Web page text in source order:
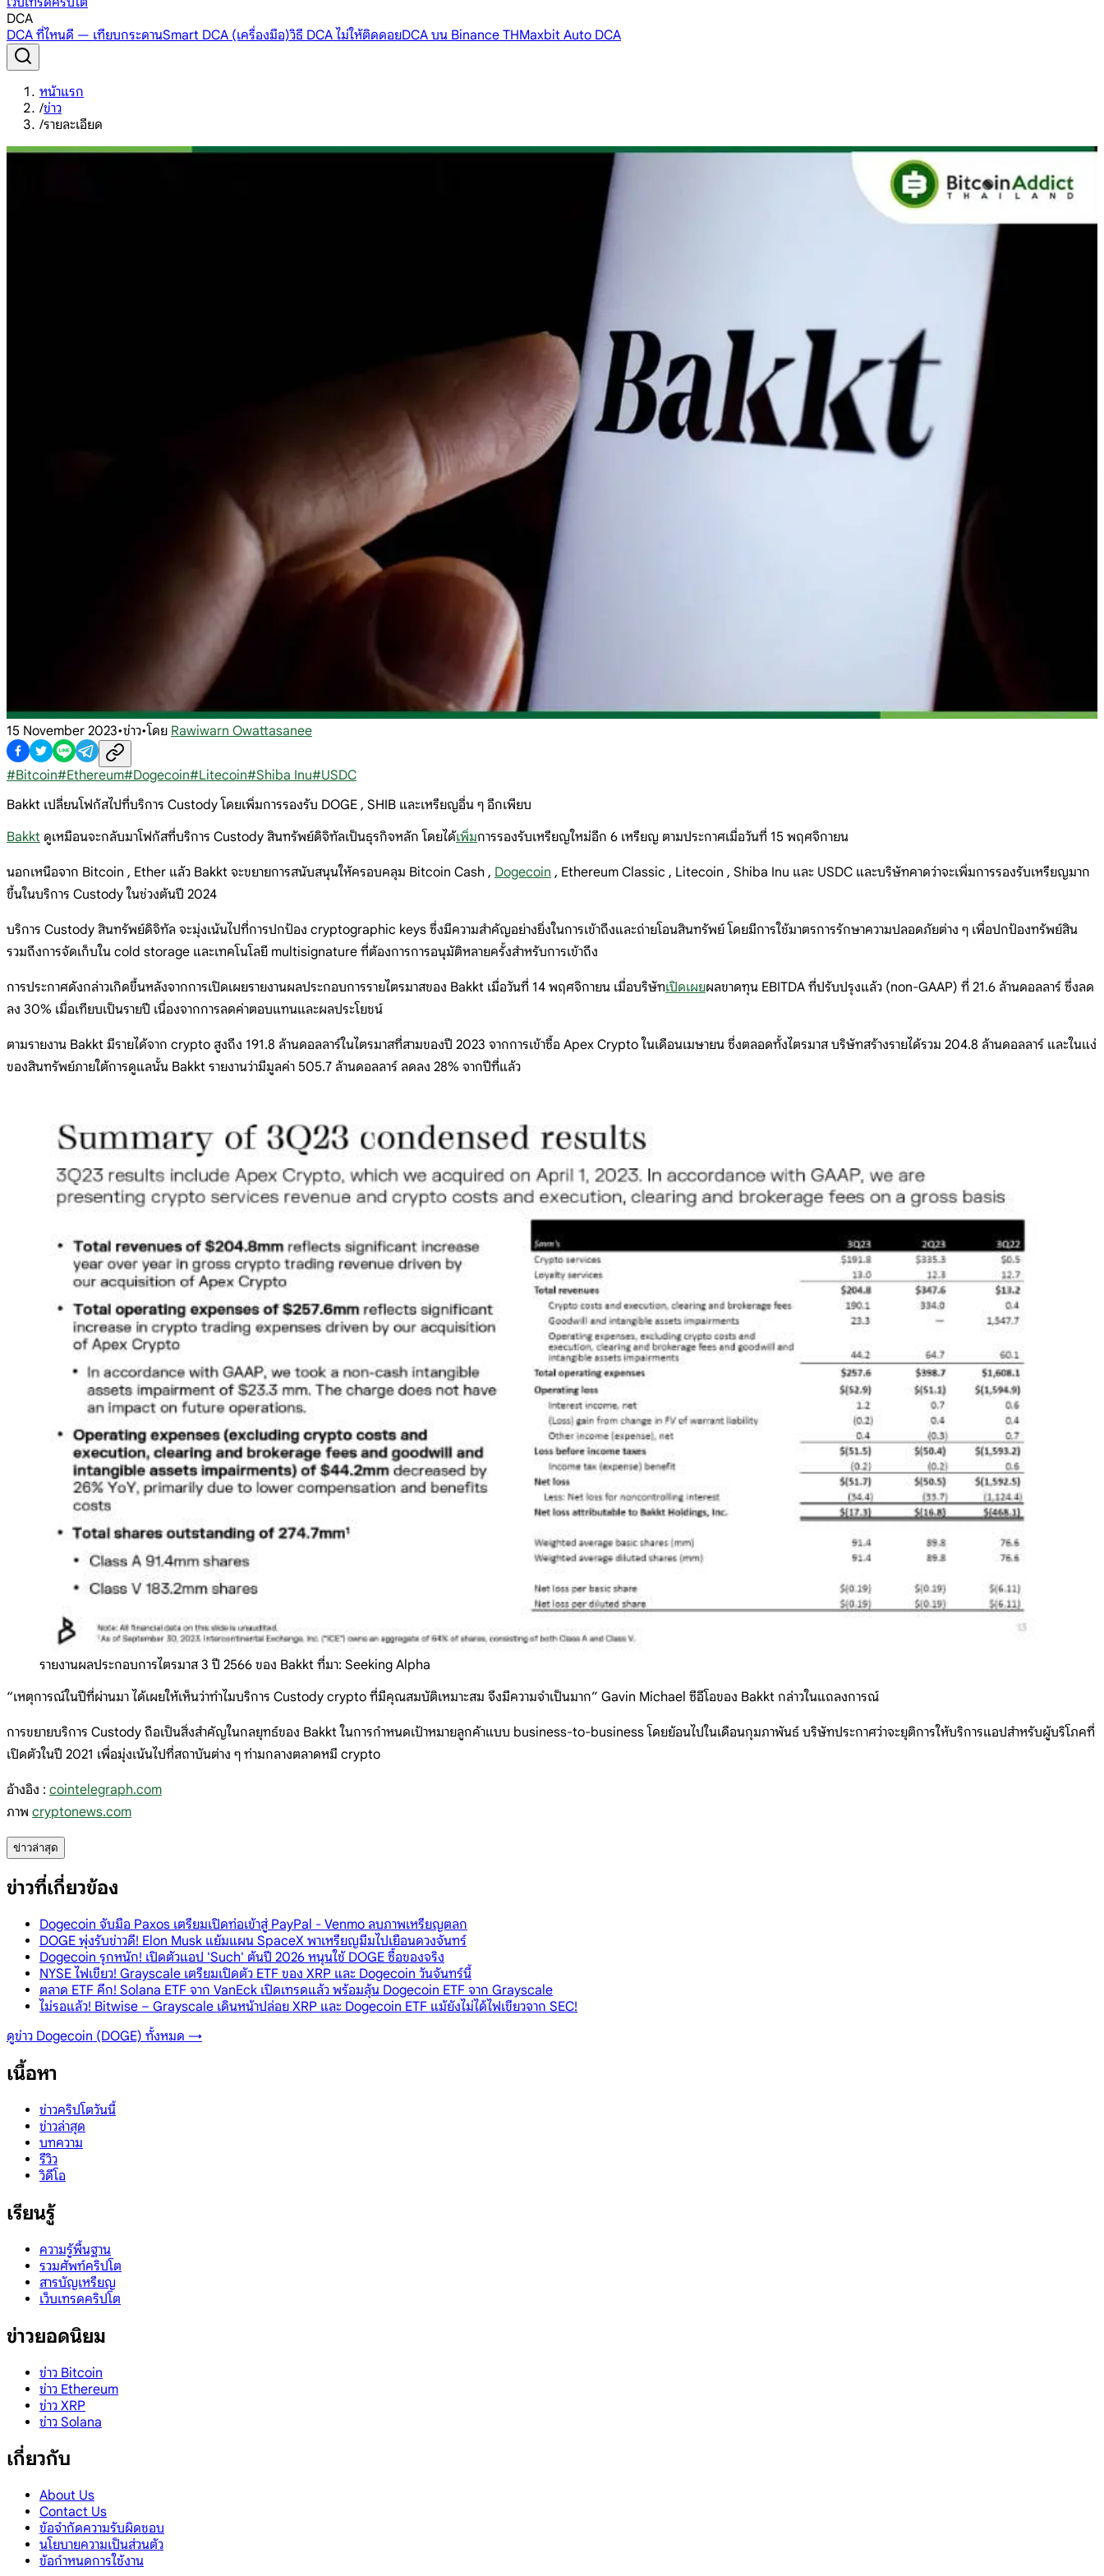
DCA
DCA ที่ไหนดี — เทียบกระดานSmart DCA (เครื่องมือ)วิธี DCA ไม่ให้ติดดอยDCA บน Binance THMaxbit Auto DCA
หน้าแรก
/ข่าว
/รายละเอียด
15 November 2023•ข่าว•โดย Rawiwarn Owattasanee
#Bitcoin#Ethereum#Dogecoin#Litecoin#Shiba Inu#USDC
Bakkt เปลี่ยนโฟกัสไปที่บริการ Custody โดยเพิ่มการรองรับ DOGE , SHIB และเหรียญอื่น ๆ อีกเพียบ
Bakkt ดูเหมือนจะกลับมาโฟกัสที่บริการ Custody สินทรัพย์ดิจิทัลเป็นธุรกิจหลัก โดยได้เพิ่มการรองรับเหรียญใหม่อีก 6 เหรียญ ตามประกาศเมื่อวันที่ 15 พฤศจิกายน
นอกเหนือจาก Bitcoin , Ether แล้ว Bakkt จะขยายการสนับสนุนให้ครอบคลุม Bitcoin Cash , Dogecoin , Ethereum Classic , Litecoin , Shiba Inu และ USDC และบริษัทคาดว่าจะเพิ่มการรองรับเหรียญมาก
ขึ้นในบริการ Custody ในช่วงต้นปี 2024
บริการ Custody สินทรัพย์ดิจิทัล จะมุ่งเน้นไปที่การปกป้อง cryptographic keys ซึ่งมีความสำคัญอย่างยิ่งในการเข้าถึงและถ่ายโอนสินทรัพย์ โดยมีการใช้มาตรการรักษาความปลอดภัยต่าง ๆ เพื่อปกป้องทรัพย์สิน
รวมถึงการจัดเก็บใน cold storage และเทคโนโลยี multisignature ที่ต้องการการอนุมัติหลายครั้งสำหรับการเข้าถึง
การประกาศดังกล่าวเกิดขึ้นหลังจากการเปิดเผยรายงานผลประกอบการรายไตรมาสของ Bakkt เมื่อวันที่ 14 พฤศจิกายน เมื่อบริษัทเปิดเผยผลขาดทุน EBITDA ที่ปรับปรุงแล้ว (non-GAAP) ที่ 21.6 ล้านดอลลาร์ ซึ่งลด
ลง 30% เมื่อเทียบเป็นรายปี เนื่องจากการลดค่าตอบแทนและผลประโยชน์
ตามรายงาน Bakkt มีรายได้จาก crypto สูงถึง 191.8 ล้านดอลลาร์ในไตรมาสที่สามของปี 2023 จากการเข้าซื้อ Apex Crypto ในเดือนเมษายน ซึ่งตลอดทั้งไตรมาส บริษัทสร้างรายได้รวม 204.8 ล้านดอลลาร์ และในแง่
ของสินทรัพย์ภายใต้การดูแลนั้น Bakkt รายงานว่ามีมูลค่า 505.7 ล้านดอลลาร์ ลดลง 28% จากปีที่แล้ว
รายงานผลประกอบการไตรมาส 3 ปี 2566 ของ Bakkt ที่มา: Seeking Alpha
“เหตุการณ์ในปีที่ผ่านมา ได้เผยให้เห็นว่าทำไมบริการ Custody crypto ที่มีคุณสมบัติเหมาะสม จึงมีความจำเป็นมาก” Gavin Michael ซีอีโอของ Bakkt กล่าวในแถลงการณ์
การขยายบริการ Custody ถือเป็นสิ่งสำคัญในกลยุทธ์ของ Bakkt ในการกำหนดเป้าหมายลูกค้าแบบ business-to-business โดยย้อนไปในเดือนกุมภาพันธ์ บริษัทประกาศว่าจะยุติการให้บริการแอปสำหรับผู้บริโภคที่
เปิดตัวในปี 2021 เพื่อมุ่งเน้นไปที่สถาบันต่าง ๆ ท่ามกลางตลาดหมี crypto
อ้างอิง : cointelegraph.com
ภาพ cryptonews.com
ข่าวล่าสุด
ข่าวที่เกี่ยวข้อง
Dogecoin จับมือ Paxos เตรียมเปิดท่อเข้าสู่ PayPal - Venmo ลบภาพเหรียญตลก
DOGE พุ่งรับข่าวดี! Elon Musk แย้มแผน SpaceX พาเหรียญมีมไปเยือนดวงจันทร์
Dogecoin รุกหนัก! เปิดตัวแอป 'Such' ต้นปี 2026 หนุนใช้ DOGE ซื้อของจริง
NYSE ไฟเขียว! Grayscale เตรียมเปิดตัว ETF ของ XRP และ Dogecoin วันจันทร์นี้
ตลาด ETF คึก! Solana ETF จาก VanEck เปิดเทรดแล้ว พร้อมลุ้น Dogecoin ETF จาก Grayscale
ไม่รอแล้ว! Bitwise – Grayscale เดินหน้าปล่อย XRP และ Dogecoin ETF แม้ยังไม่ได้ไฟเขียวจาก SEC!
ดูข่าว Dogecoin (DOGE) ทั้งหมด →
เนื้อหา
ข่าวคริปโตวันนี้
ข่าวล่าสุด
บทความ
รีวิว
วิดีโอ
เรียนรู้
ความรู้พื้นฐาน
รวมศัพท์คริปโต
สารบัญเหรียญ
เว็บเทรดคริปโต
ข่าวยอดนิยม
ข่าว Bitcoin
ข่าว Ethereum
ข่าว XRP
ข่าว Solana
เกี่ยวกับ
About Us
Contact Us
ข้อจำกัดความรับผิดชอบ
นโยบายความเป็นส่วนตัว
ข้อกำหนดการใช้งาน